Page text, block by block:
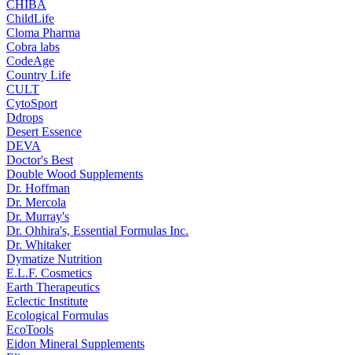
CHIBA
ChildLife
Cloma Pharma
Cobra labs
CodeAge
Country Life
CULT
CytoSport
Ddrops
Desert Essence
DEVA
Doctor's Best
Double Wood Supplements
Dr. Hoffman
Dr. Mercola
Dr. Murray's
Dr. Ohhira's, Essential Formulas Inc.
Dr. Whitaker
Dymatize Nutrition
E.L.F. Cosmetics
Earth Therapeutics
Eclectic Institute
Ecological Formulas
EcoTools
Eidon Mineral Supplements